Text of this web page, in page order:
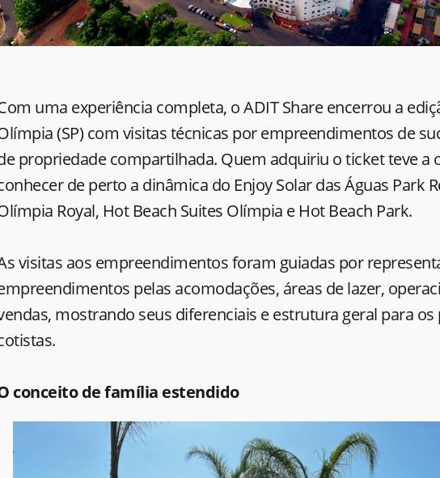
uma experiência completa, o ADIT Share encerrou a
(SP) com visitas técnicas por empreendimentos de
propriedade compartilhada. Quem adquiriu o ticket teve a
de perto a dinâmica do Enjoy Solar das Águas Park
Royal, Hot Beach Suites Olímpia e Hot Beach Park.
visitas aos empreendimentos foram guiadas por
pelas acomodações, áreas de lazer,
mostrando seus diferenciais e estrutura geral para
conceito de família estendido